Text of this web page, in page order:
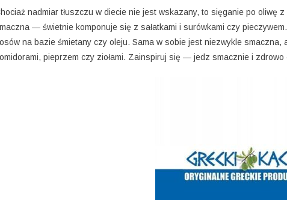
nadmiar tłuszczu w diecie nie jest wskazany, to sięganie po oliwę
— świetnie komponuje się z sałatkami i surówkami czy
na bazie śmietany czy oleju. Sama w sobie jest niezwykle
pieprzem czy ziołami. Zainspiruj się — jedz smacznie i zdrowo